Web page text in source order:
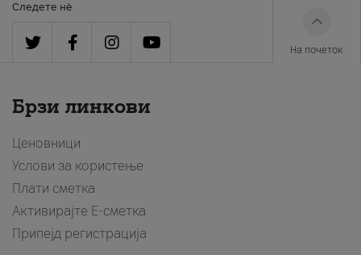
Следете нè
На почеток
Брзи линкови
Ценовници
Услови за користење
Плати сметка
Активирајте Е-сметка
Припејд регистрација